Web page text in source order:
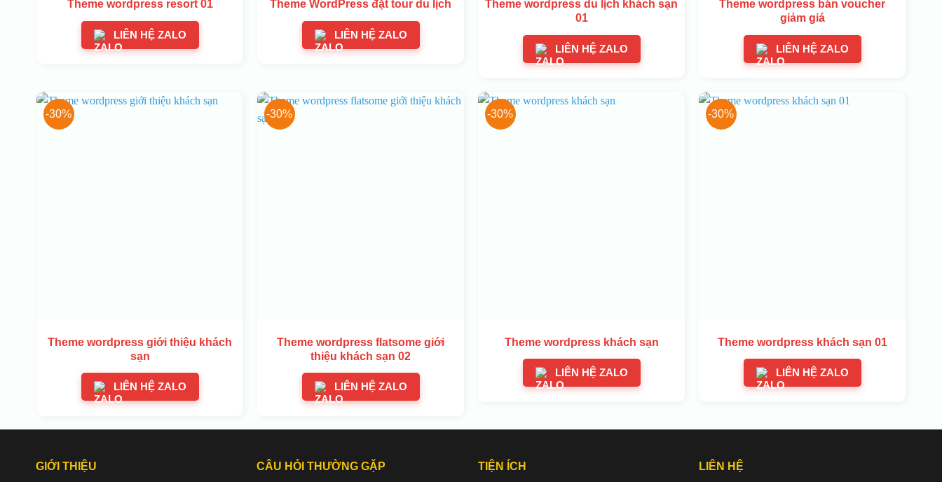
Theme wordpress resort 01
LIÊN HỆ ZALO
Theme WordPress đặt tour du lịch
LIÊN HỆ ZALO
Theme wordpress du lịch khách sạn
01
LIÊN HỆ ZALO
Theme wordpress bán voucher
giảm giá
LIÊN HỆ ZALO
-30%
Theme wordpress giới thiệu khách
sạn
LIÊN HỆ ZALO
-30%
Theme wordpress flatsome giới
thiệu khách sạn 02
LIÊN HỆ ZALO
-30%
Theme wordpress khách sạn
LIÊN HỆ ZALO
-30%
Theme wordpress khách sạn 01
LIÊN HỆ ZALO
GIỚI THIỆU CÂU HỎI THƯỜNG GẶP TIỆN ÍCH LIÊN HỆ